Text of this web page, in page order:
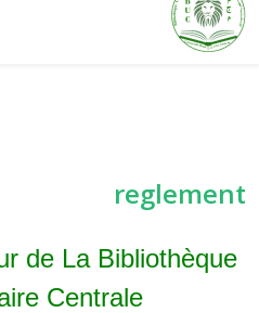
reglement
de La Bibliothèque
Centrale